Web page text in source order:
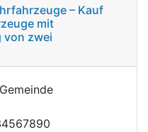
– Kauf
mit
von zwei